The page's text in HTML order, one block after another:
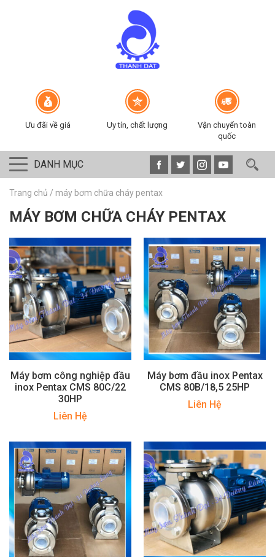
Ưu đãi về giá Uy tín, chất lượng
Vận chuyển toàn
quốc
DANH MỤC
Trang chủ / máy bơm chữa cháy pentax
MÁY BƠM CHỮA CHÁY PENTAX
Máy bơm công nghiệp đầu
inox Pentax CMS 80C/22
30HP
Liên Hệ
Máy bơm đầu inox Pentax
CMS 80B/18,5 25HP
Liên Hệ